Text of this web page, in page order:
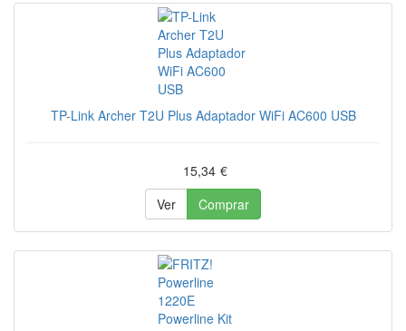
TP-Link Archer T2U Plus Adaptador WiFi AC600 USB
15,34 €
Ver
Comprar